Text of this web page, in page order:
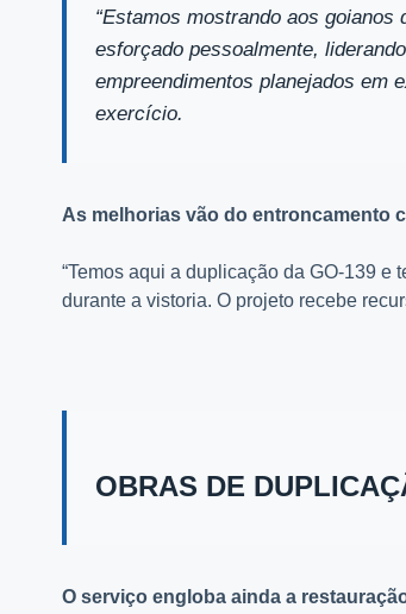
“Estamos mostrando aos
esforçado pessoalmente,
empreendimentos planejados em
exercício.
As melhorias vão do entroncamento
“Temos aqui a duplicação da GO-139 e
durante a vistoria. O projeto recebe
OBRAS DE
O serviço engloba ainda a